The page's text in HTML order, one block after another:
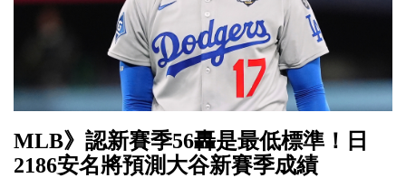
MLB》認新賽季56轟是最低標準！日
2186安名將預測大谷新賽季成績